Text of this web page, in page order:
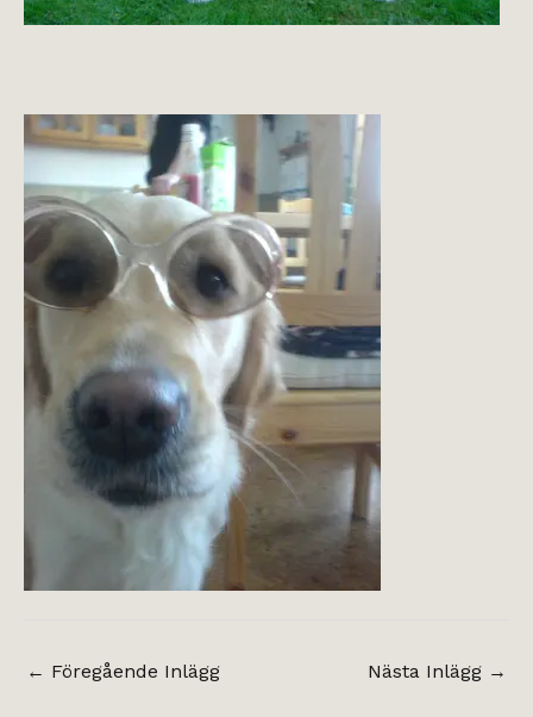
← Föregående Inlägg Nästa Inlägg →